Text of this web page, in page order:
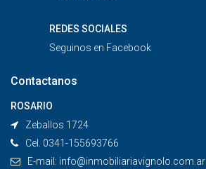
REDES SOCIALES
Seguinos en Facebook
Contactanos
ROSARIO
Zeballos 1724
Cel. 0341-155693766
E-mail: info@inmobiliariavignolo.com.ar